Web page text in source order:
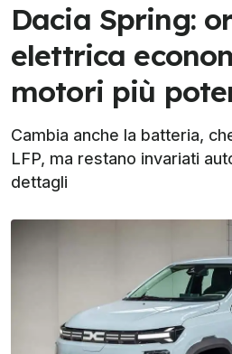
Dacia Spring:
elettrica
motori più
Cambia anche la batteria,
LFP, ma restano invariati
dettagli